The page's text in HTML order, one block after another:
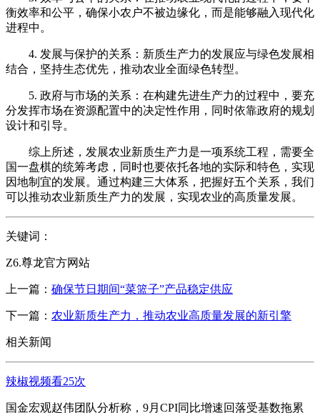
衡效率和公平，确保小农户不被边缘化，而是能够融入现代化
进程中。
4. 发展与保护的关系：新质生产力的发展应与绿色发展相
结合，坚持生态优先，推动农业全面绿色转型。
5. 政府与市场的关系：在构建先进生产力的过程中，要充
分发挥市场在资源配置中的决定性作用，同时依靠政府的规划
设计和引导。
综上所述，发展农业新质生产力是一项系统工程，需要全
国一盘棋的统筹考虑，同时也要依托各地的实际和特色，实现
因地制宜的发展。通过构建三大体系，把握好五个关系，我们
可以推动农业新质生产力的发展，实现农业的高质量发展。
关键词：
Z6.尊龙官方网站
上一篇： 确保节日期间“菜篮子”产品稳定供应
下一篇： 农业新质生产力，推动农业高质量发展的新引擎
相关新闻
辣椒视频看25次
国金宏观赵伟团队分析称，9月CPI同比增速回落受基数拖累